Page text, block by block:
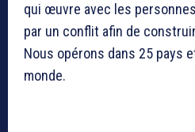
qui œuvre avec les
par un conflit afin de
Nous opérons dans 25 pays
monde.